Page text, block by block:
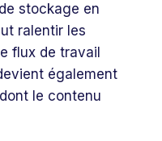
stockage en
ralentir les
flux de travail
également
le contenu